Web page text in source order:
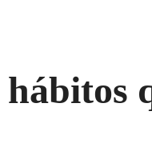
hábitos